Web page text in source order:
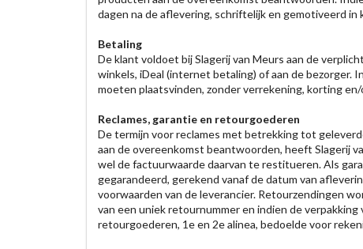
dagen na de aflevering, schriftelijk en gemotiveerd in
Betaling
De klant voldoet bij Slagerij van Meurs aan de
winkels, iDeal (internet betaling) of aan de bezorger.
moeten plaatsvinden, zonder verrekening, korting
Reclames, garantie en retourgoederen
De termijn voor reclames met betrekking tot
aan de overeenkomst beantwoorden, heeft Slagerij
wel de factuurwaarde daarvan te restitueren. Als
gegarandeerd, gerekend vanaf de datum van
voorwaarden van de leverancier. Retourzendingen
van een uniek retournummer en indien de
retourgoederen, 1e en 2e alinea, bedoelde voor